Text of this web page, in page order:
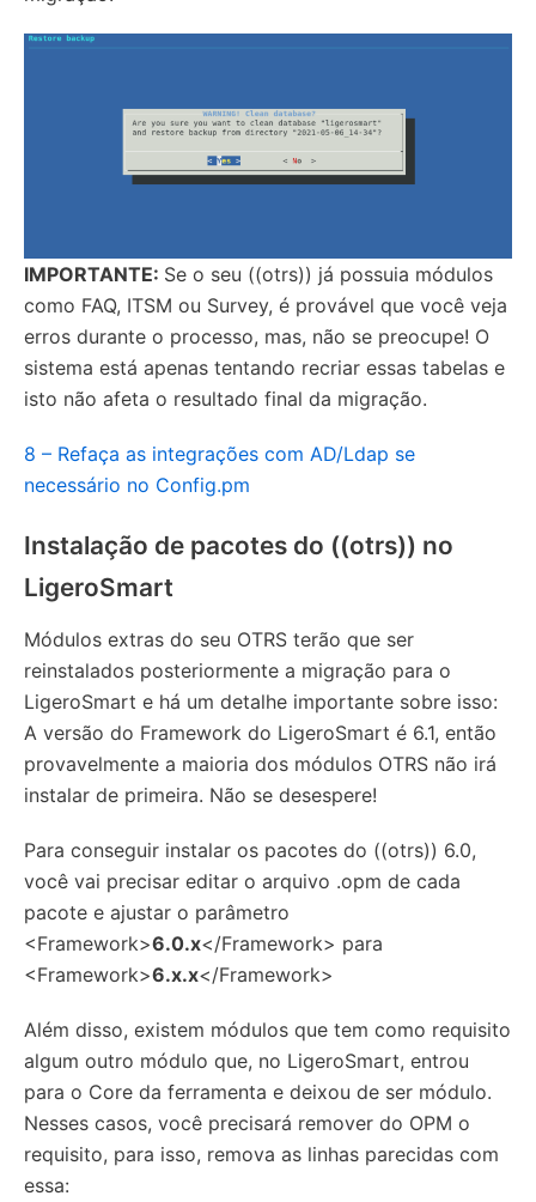
IMPORTANTE: Se o seu ((otrs)) já possuia módulos
como FAQ, ITSM ou Survey, é provável que você veja
erros durante o processo, mas, não se preocupe! O
sistema está apenas tentando recriar essas tabelas e
isto não afeta o resultado final da migração.
8 – Refaça as integrações com AD/Ldap se
necessário no Config.pm
Instalação de pacotes do ((otrs)) no
LigeroSmart
Módulos extras do seu OTRS terão que ser
reinstalados posteriormente a migração para o
LigeroSmart e há um detalhe importante sobre isso:
A versão do Framework do LigeroSmart é 6.1, então
provavelmente a maioria dos módulos OTRS não irá
instalar de primeira. Não se desespere!
Para conseguir instalar os pacotes do ((otrs)) 6.0,
você vai precisar editar o arquivo .opm de cada
pacote e ajustar o parâmetro
<Framework>6.0.x</Framework> para
<Framework>6.x.x</Framework>
Além disso, existem módulos que tem como requisito
algum outro módulo que, no LigeroSmart, entrou
para o Core da ferramenta e deixou de ser módulo.
Nesses casos, você precisará remover do OPM o
requisito, para isso, remova as linhas parecidas com
essa: